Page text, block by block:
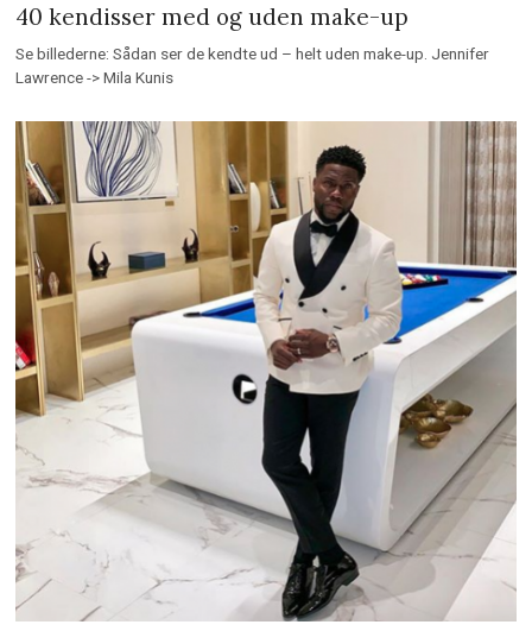
40 kendisser med og uden make-up
Se billederne: Sådan ser de kendte ud – helt uden make-up. Jennifer
Lawrence -> Mila Kunis